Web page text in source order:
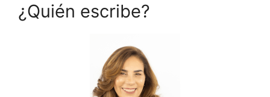
¿Quién escribe?